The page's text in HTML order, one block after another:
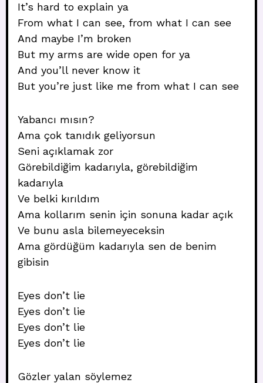
It’s hard to explain ya
From what I can see, from what I can see
And maybe I’m broken
But my arms are wide open for ya
And you’ll never know it
But you’re just like me from what I can see
Yabancı mısın?
Ama çok tanıdık geliyorsun
Seni açıklamak zor
Görebildiğim kadarıyla, görebildiğim
kadarıyla
Ve belki kırıldım
Ama kollarım senin için sonuna kadar açık
Ve bunu asla bilemeyeceksin
Ama gördüğüm kadarıyla sen de benim
gibisin
Eyes don’t lie
Eyes don’t lie
Eyes don’t lie
Eyes don’t lie
Gözler yalan söylemez